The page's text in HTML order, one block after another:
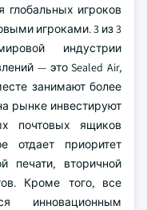
игроков
игроками. 3 из 3
индустрии
— это Sealed Air,
занимают более
рынке инвестируют
почтовых ящиков
отдает приоритет
печати, вторичной
Кроме того, все
инновационным